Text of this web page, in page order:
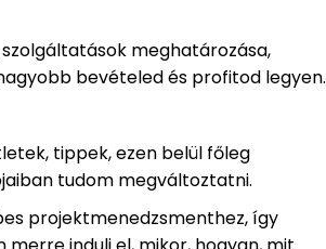
meghatározása,
bevételed és profitod legyen.
tippek, ezen belül főleg
tudom megváltoztatni.
projektmenedzsmenthez, így